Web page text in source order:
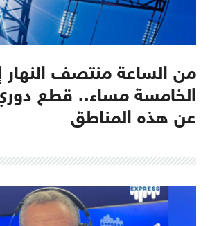
من الساعة منتصف النهار
الخامسة مساء.. قطع دوري
عن هذه المناطق